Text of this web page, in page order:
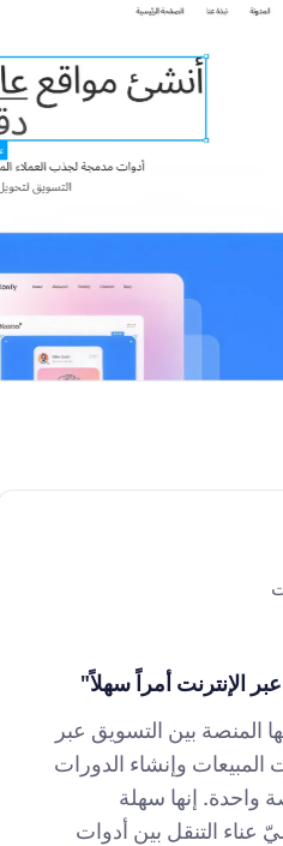
"الإنترنت أمراً سهلاً
المنصة بين التسويق عبر
المبيعات وإنشاء الدورات
واحدة. إنها سهلة
عناء التنقل بين أدوات